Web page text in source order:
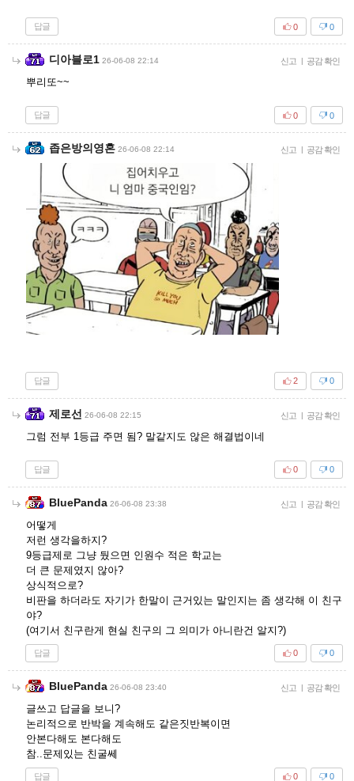
답글 0
0
디아블로1 26-06-08 22:14 신고 | 공감 확인
뿌리또~~
답글 0
0
좁은방의영혼 26-06-08 22:14 신고 | 공감 확인
답글 0
2
제로선 26-06-08 22:15 신고 | 공감 확인
그럼 전부 1등급 주면 됨? 말같지도 않은 해결법이네
답글 0
0
BluePanda 26-06-08 23:38 신고 | 공감 확인
어떻게
저런 생각을하지?
9등급제로 그냥 뒀으면 인원수 적은 학교는
더 큰 문제였지 않아?
상식적으로?
비판을 하더라도 자기가 한말이 근거있는 말인지는 좀 생각해 이 친구
야?
(여기서 친구란게 현실 친구의 그 의미가 아니란건 알지?)
답글 0
0
BluePanda 26-06-08 23:40 신고 | 공감 확인
글쓰고 답글을 보니?
논리적으로 반박을 계속해도 같은짓반복이면
안본다해도 본다해도
참..문제있는 친굴쎄
답글 0
0